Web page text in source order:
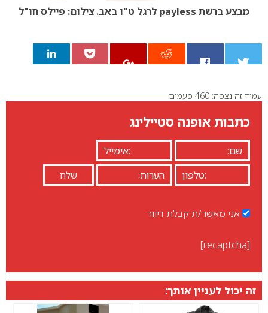
מבצע ברשת payless לרגל ט"ו באב. צילום: פיילס חו"ל
0
עמוד זה נצפה: 460 פעמים
כתבות אופנה סטיילינג
אני מאשר/ת קבלת דיוור
[recaptcha]
זה יכול לעניין אותך: